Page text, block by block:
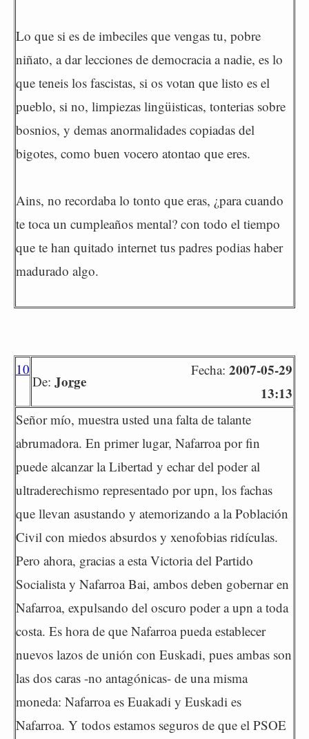
Lo que si es de imbeciles que vengas tu, pobre
niñato, a dar lecciones de democracia a nadie, es lo
que teneis los fascistas, si os votan que listo es el
pueblo, si no, limpiezas lingüisticas, tonterias sobre
bosnios, y demas anormalidades copiadas del
bigotes, como buen vocero atontao que eres.
Ains, no recordaba lo tonto que eras, ¿para cuando
te toca un cumpleaños mental? con todo el tiempo
que te han quitado internet tus padres podias haber
madurado algo.
10
De: Jorge
Fecha: 2007-05-29
13:13
Señor mío, muestra usted una falta de talante
abrumadora. En primer lugar, Nafarroa por fin
puede alcanzar la Libertad y echar del poder al
ultraderechismo representado por upn, los fachas
que llevan asustando y atemorizando a la Población
Civil con miedos absurdos y xenofobias ridículas.
Pero ahora, gracias a esta Victoria del Partido
Socialista y Nafarroa Bai, ambos deben gobernar en
Nafarroa, expulsando del oscuro poder a upn a toda
costa. Es hora de que Nafarroa pueda establecer
nuevos lazos de unión con Euskadi, pues ambas son
las dos caras -no antagónicas- de una misma
moneda: Nafarroa es Euakadi y Euskadi es
Nafarroa. Y todos estamos seguros de que el PSOE